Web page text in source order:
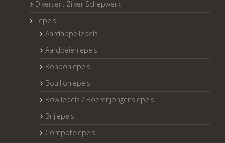
Diversen: Zilver Schepwerk
Lepels
Aardappellepels
Aardbeienlepels
Bonbonlepels
Bouillonlepels
Bowllepels / Boerenjongenslepels
Brijlepels
Compotelepels